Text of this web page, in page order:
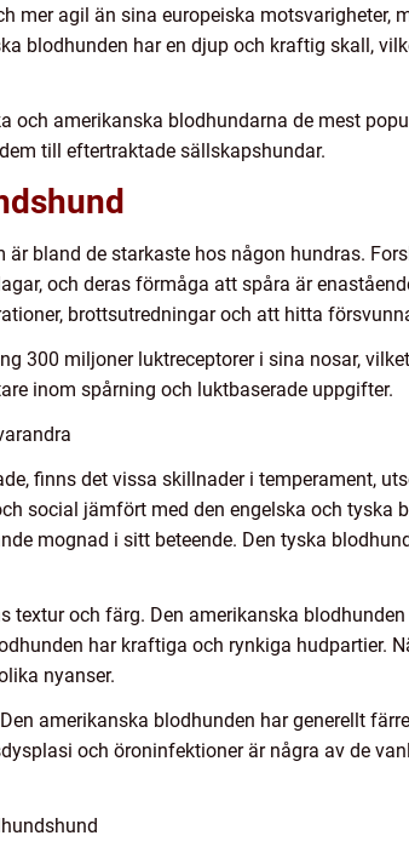
mer agil än sina europeiska motsvarigheter,
blodhunden har en djup och kraftig skall,
och amerikanska blodhundarna de mest
till eftertraktade sällskapshundar.
bland de starkaste hos någon hundras.
och deras förmåga att spåra är
brottsutredningar och att hitta
300 miljoner luktreceptorer i sina nosar,
inom spårning och luktbaserade uppgifter.
finns det vissa skillnader i temperament,
social jämfört med den engelska och tyska
mognad i sitt beteende. Den tyska
och färg. Den amerikanska
har kraftiga och rynkiga hudpartier.
nyanser.
amerikanska blodhunden har generellt
och öroninfektioner är några av de